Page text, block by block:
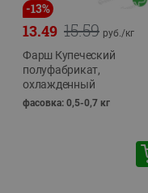
-13%
15.59
13.49 руб./кг
Фарш Купеческий
полуфабрикат,
охлажденный
фасовка: 0,5-0,7 кг